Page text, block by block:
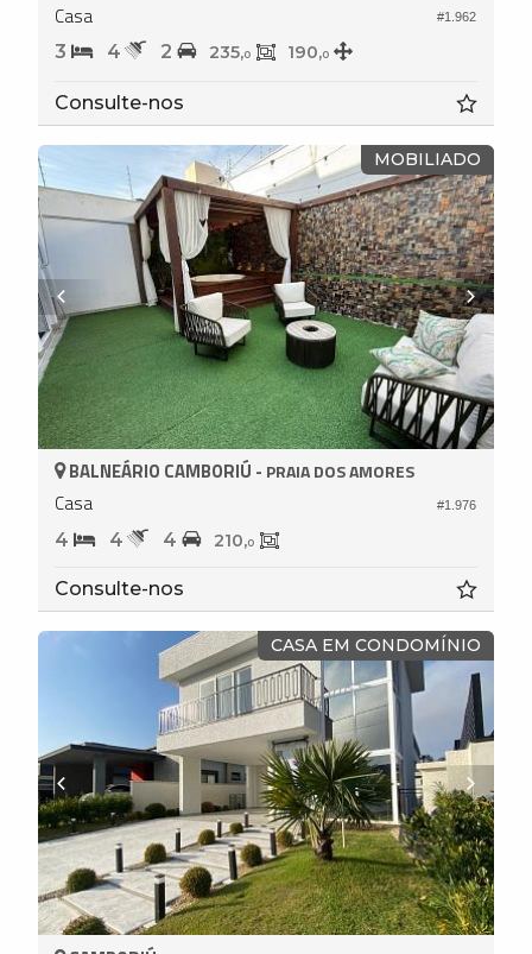
#1.962
Casa
3 4 2 235,0 190,0
Consulte-nos
MOBILIADO
#1.976
BALNEÁRIO CAMBORIÚ - PRAIA DOS AMORES
Casa
4 4 4 210,0
Consulte-nos
CASA EM CONDOMÍNIO